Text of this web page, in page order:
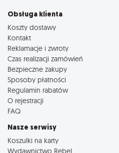
Obsługa klienta
Koszty dostawy
Kontakt
Reklamacje i zwroty
Czas realizacji zamówień
Bezpieczne zakupy
Sposoby płatności
Regulamin rabatów
O rejestracji
FAQ
Nasze serwisy
Koszulki na karty
Wydawnictwo Rebel